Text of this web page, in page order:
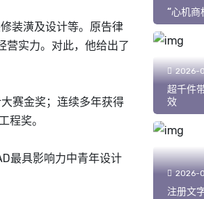
装潢及设计等。原告律
营实力。对此，他给出了
赛金奖；连续多年获得
程奖。
最具影响力中青年设计
“心机商
2026-
超千件
效
2026-
注册文